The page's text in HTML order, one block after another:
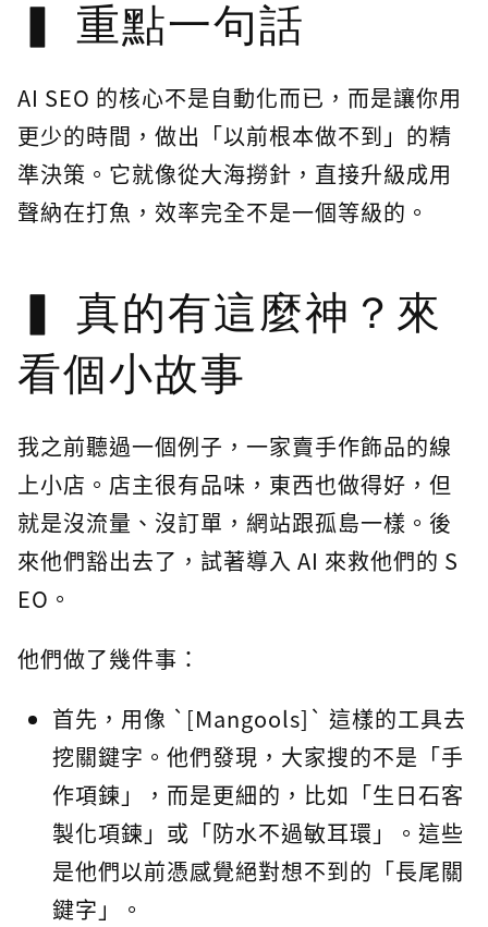
重點一句話
AI SEO 的核心不是自動化而已，而是讓你用
更少的時間，做出「以前根本做不到」的精
準決策。它就像從大海撈針，直接升級成用
聲納在打魚，效率完全不是一個等級的。
真的有這麼神？來
看個小故事
我之前聽過一個例子，一家賣手作飾品的線
上小店。店主很有品味，東西也做得好，但
就是沒流量、沒訂單，網站跟孤島一樣。後
來他們豁出去了，試著導入 AI 來救他們的 S
EO。
他們做了幾件事：
首先，用像 `[Mangools]` 這樣的工具去
挖關鍵字。他們發現，大家搜的不是「手
作項鍊」，而是更細的，比如「生日石客
製化項鍊」或「防水不過敏耳環」。這些
是他們以前憑感覺絕對想不到的「長尾關
鍵字」。